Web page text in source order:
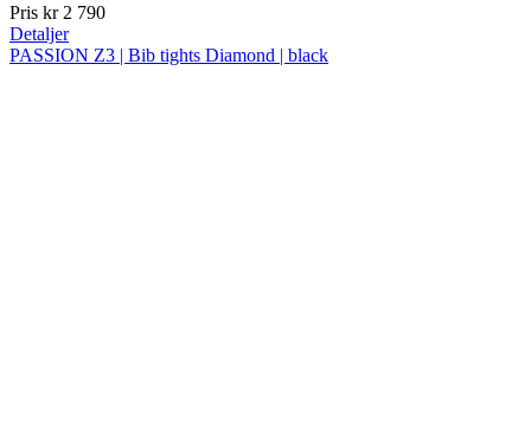
Pris kr 2 790
Detaljer
PASSION Z3 | Bib tights Diamond | black